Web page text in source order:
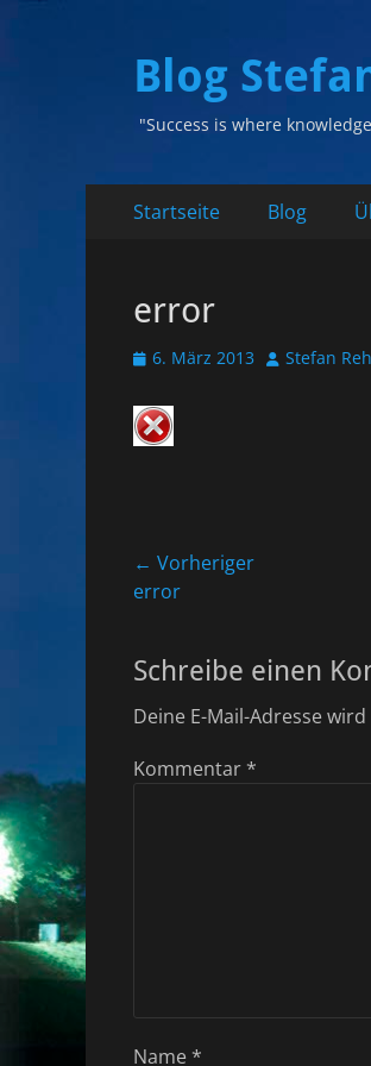
Blog
"Success is where
Primäres
Inhalt
Startseite Blog
error
Veröffentlicht
6. März 2013 AutorStefan
← Vorheriger
Vorheriger
error
Schreibe einen
Deine E-Mail-Adresse
Kommentar *
Name *